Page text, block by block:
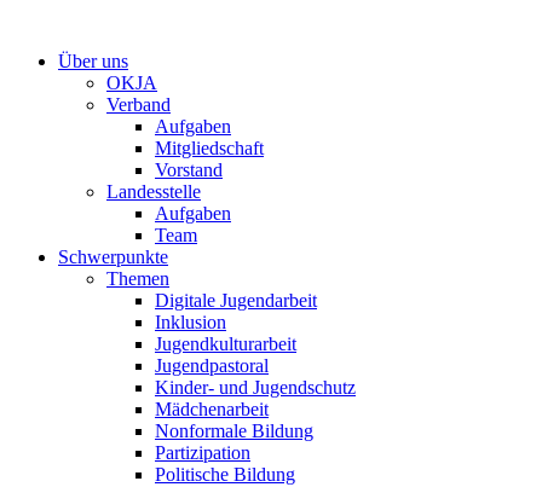
springenÜber uns
OKJA
Verband
Aufgaben
Mitgliedschaft
Vorstand
Landesstelle
Aufgaben
Team
Schwerpunkte
Themen
Digitale Jugendarbeit
Inklusion
Jugendkulturarbeit
Jugendpastoral
Kinder- und Jugendschutz
Mädchenarbeit
Nonformale Bildung
Partizipation
Politische Bildung